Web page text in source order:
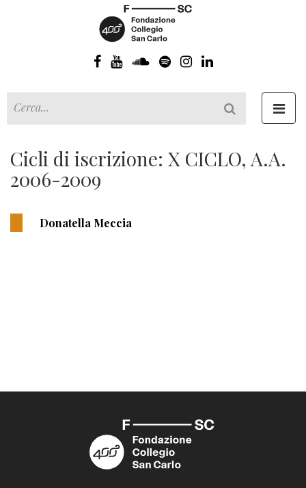
Cicli di iscrizione: X CICLO, A.A.
2006-2009
Donatella Meccia